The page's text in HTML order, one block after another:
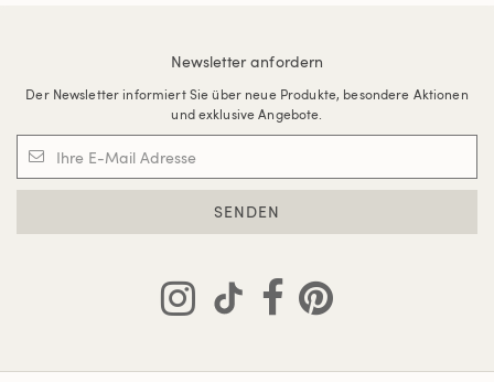
Newsletter anfordern
Der Newsletter informiert Sie über neue Produkte, besondere Aktionen
und exklusive Angebote.
SENDEN